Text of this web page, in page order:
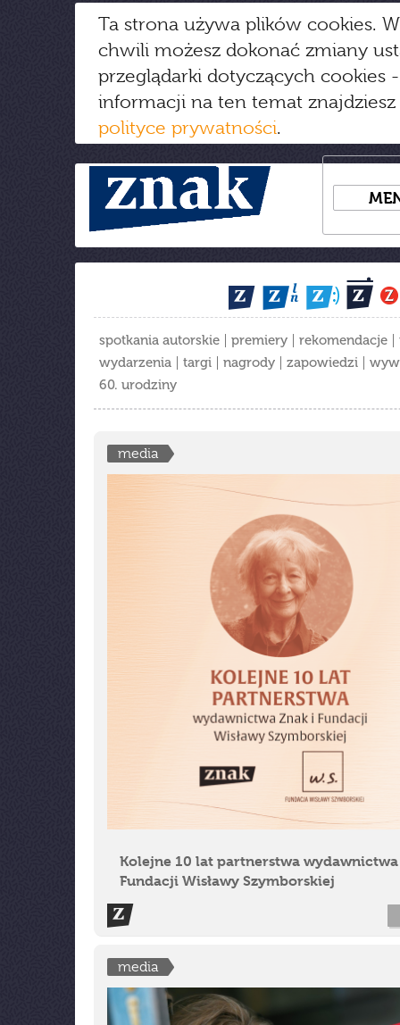
Ta strona używa plików cookies.
chwili możesz dokonać zmiany
przeglądarki dotyczących cookies
informacji na ten temat
polityce prywatności.
spotkania autorskie premiery rekomendacje
wydarzenia
targi nagrody zapowiedzi
60. urodziny
media
Kolejne 10 lat partnerstwa wydawnictwa
Fundacji Wisławy Szymborskiej
media